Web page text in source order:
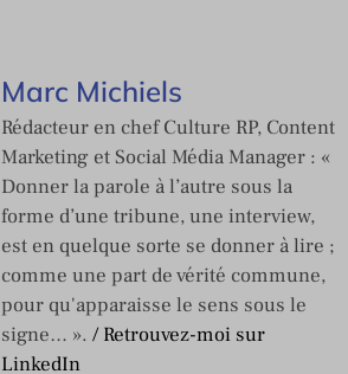
Marc Michiels
Rédacteur en chef Culture RP, Content
Marketing et Social Média Manager : «
Donner la parole à l’autre sous la
forme d’une tribune, une interview,
est en quelque sorte se donner à lire ;
comme une part de vérité commune,
pour qu'apparaisse le sens sous le
signe… ». / Retrouvez-moi sur
LinkedIn